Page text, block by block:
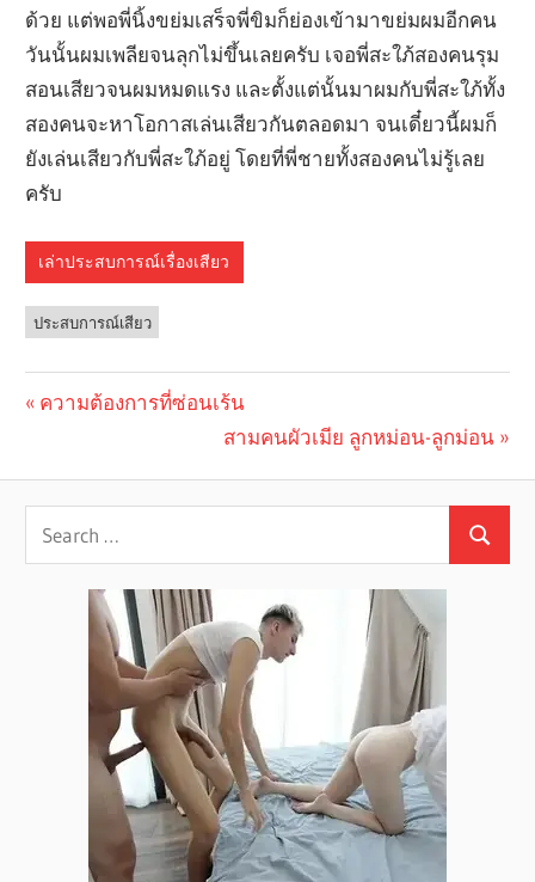
ด้วย แต่พอพี่นิ้งขย่มเสร็จพี่ขิมก็ย่องเข้ามาขย่มผมอีกคน
วันนั้นผมเพลียจนลุกไม่ขึ้นเลยครับ เจอพี่สะใภ้สองคนรุม
สอนเสียวจนผมหมดแรง และตั้งแต่นั้นมาผมกับพี่สะใภ้ทั้ง
สองคนจะหาโอกาสเล่นเสียวกันตลอดมา จนเดี๋ยวนี้ผมก็
ยังเล่นเสียวกับพี่สะใภ้อยู่ โดยที่พี่ชายทั้งสองคนไม่รู้เลย
ครับ
เล่าประสบการณ์เรื่องเสียว
ประสบการณ์เสียว
navigation
Previous
ความต้องการที่ซ่อนเร้น
Next
สามคนผัวเมีย ลูกหม่อน-ลูกม่อน